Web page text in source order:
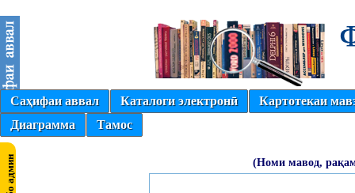
Саҳифаи аввал Каталоги электронӣ
Картотекаи
Диаграмма
Тамос
(Номи мавод,